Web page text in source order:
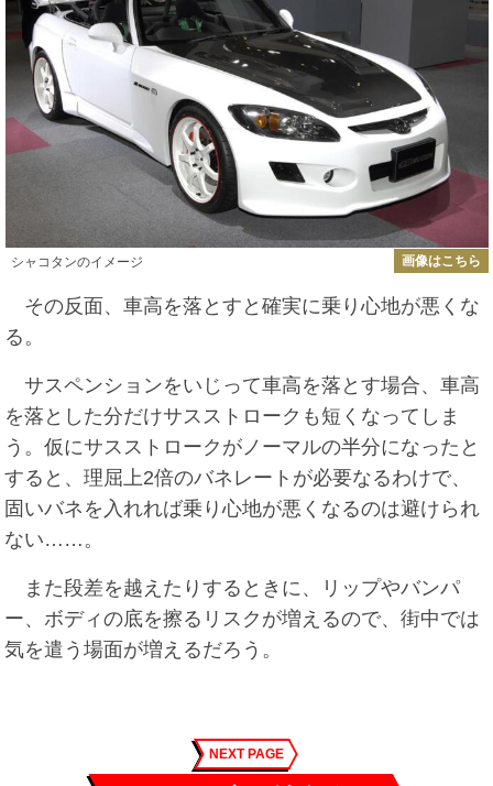
シャコタンのイメージ 画像はこちら
その反面、車高を落とすと確実に乗り心地が悪くな
る。
サスペンションをいじって車高を落とす場合、車高
を落とした分だけサスストロークも短くなってしま
う。仮にサスストロークがノーマルの半分になったと
すると、理屈上2倍のバネレートが必要なるわけで、
固いバネを入れれば乗り心地が悪くなるのは避けられ
ない……。
また段差を越えたりするときに、リップやバンパ
ー、ボディの底を擦るリスクが増えるので、街中では
気を遣う場面が増えるだろう。
NEXT PAGE